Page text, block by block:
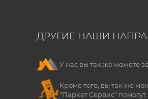
ДРУГИЕ НАШИ
У нас вы так же можете
Кроме того, вы так же
"Паркет Сервис" помогут